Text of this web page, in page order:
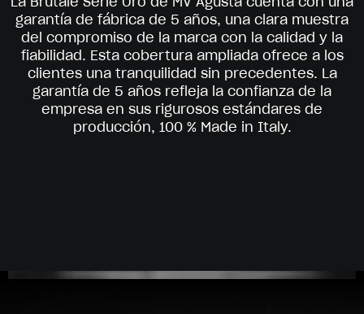
garantía de fábrica de 5 años, una clara muestra
del compromiso de la marca con la calidad y la
fiabilidad. Esta cobertura ampliada ofrece a los
clientes una tranquilidad sin precedentes. La
garantía de 5 años refleja la confianza de la
empresa en sus rigurosos estándares de
producción, 100 % Made in Italy.